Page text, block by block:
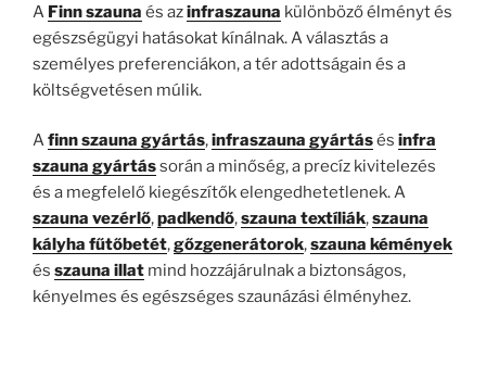
A Finn szauna és azinfraszauna különböző élményt és
egészségügyi hatásokat kínálnak. A választás a
személyes preferenciákon, a tér adottságain és a
költségvetésen múlik.
Afinn szauna gyártás,infraszauna gyártásés infra
szauna gyártássorán a minőség, a precíz kivitelezés
és a megfelelő kiegészítők elengedhetetlenek. A
szauna vezérlő,padkendő,szauna textíliák,szauna
kályha fűtőbetét,gőzgenerátorok,szauna kémények
és szauna illat mind hozzájárulnak a biztonságos,
kényelmes és egészséges szaunázási élményhez.